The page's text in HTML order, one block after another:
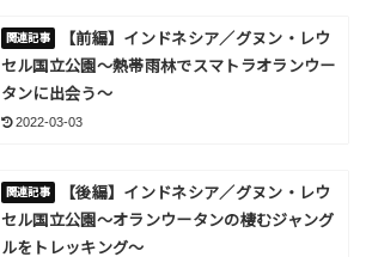
【前編】インドネシア／グヌン・レウ
セル国立公園～熱帯雨林でスマトラオランウー
タンに出会う～
2022-03-03
【後編】インドネシア／グヌン・レウ
セル国立公園～オランウータンの棲むジャング
ルをトレッキング～